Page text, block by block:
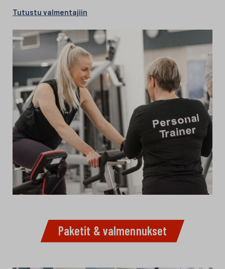
Tutustu valmentajiin
Paketit & valmennukset